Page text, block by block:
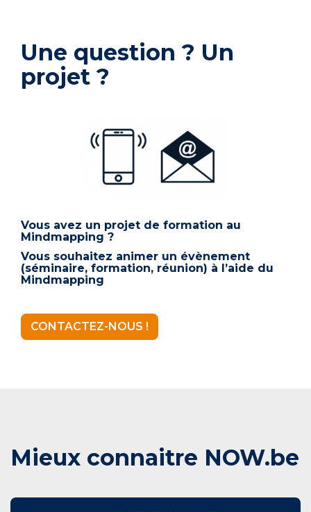
Une question ? Un
projet ?
Vous avez un projet de formation au
Mindmapping ?
Vous souhaitez animer un évènement
(séminaire, formation, réunion) à l’aide du
Mindmapping
CONTACTEZ-NOUS !
Mieux connaitre NOW.be